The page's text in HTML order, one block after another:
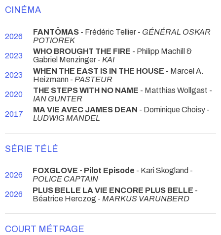
CINÉMA
2026 FANTÔMAS - Frédéric Tellier - GÉNÉRAL OSKAR
POTIOREK
2023
WHO BROUGHT THE FIRE - Philipp Machill &
Gabriel Menzinger - KAI
2023
WHEN THE EAST IS IN THE HOUSE - Marcel A.
Heizmann - PASTEUR
2020
THE STEPS WITH NO NAME - Matthias Wollgast -
IAN GUNTER
2017
MA VIE AVEC JAMES DEAN - Dominique Choisy -
LUDWIG MANDEL
SÉRIE TÉLÉ
2026 FOXGLOVE - Pilot Episode - Kari Skogland -
POLICE CAPTAIN
2026
PLUS BELLE LA VIE ENCORE PLUS BELLE -
Béatrice Herczog - MARKUS VARUNBERD
COURT MÉTRAGE